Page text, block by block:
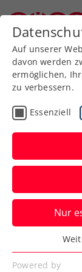
Zurück
ATP
WTA
Sätzen
Verfasst von:
Auf unserer
davon werden
ermöglichen,
zu verbessern.
Essenziell
Nur
Essenziell
Essenzielle
Powered by